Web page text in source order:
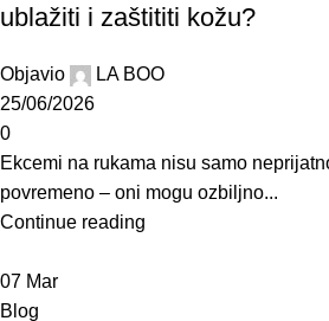
ublažiti i zaštititi kožu?
Objavio
LA BOO
25/06/2026
0
Ekcemi na rukama nisu samo
povremeno – oni mogu ozbiljno...
Continue reading
07 Mar
Blog